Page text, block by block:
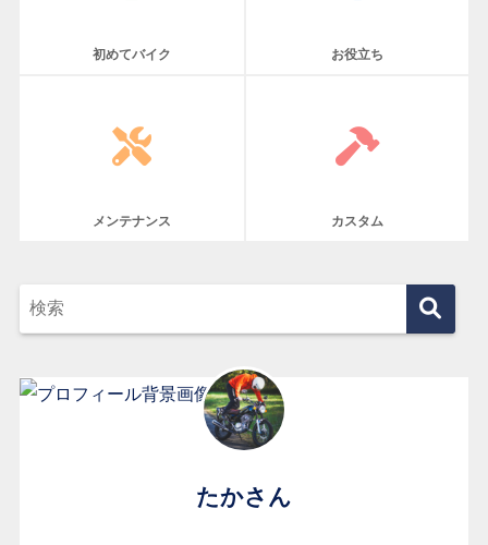
初めてバイク お役立ち
メンテナンス カスタム
たかさん